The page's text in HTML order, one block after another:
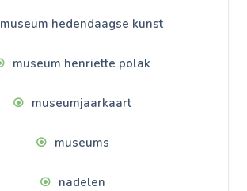
museum hedendaagse kunst
museum henriette polak
museumjaarkaart
museums
nadelen